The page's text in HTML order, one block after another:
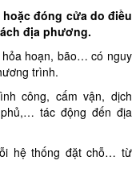
đóng cửa do điều
địa phương.
hoạn, bão… có nguy
trình.
công, cấm vận, dịch
tác động đến địa
hệ thống đặt chỗ… từ